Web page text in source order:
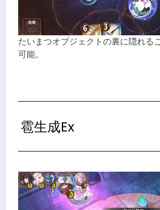
たいまつオブジェクトの裏に隠れる
可能。
雹生成Ex